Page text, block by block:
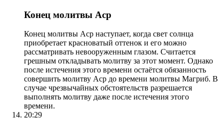
Конец молитвы Аср
Конец молитвы Аср наступает, когда свет солнца
приобретает красноватый оттенок и его можно
рассматривать невооруженным глазом. Считается
грешным откладывать молитву за этот момент. Однако
после истечения этого времени остаётся обязанность
совершить молитву Аср до времени молитвы Магриб. В
случае чрезвычайных обстоятельств разрешается
выполнять молитву даже после истечения этого
времени.
20:29